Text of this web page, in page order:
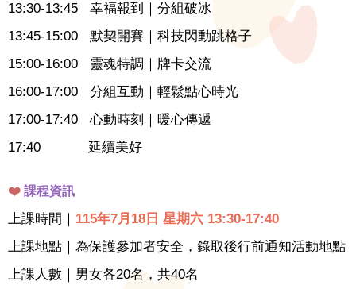
13:30-13:45 幸福報到｜分組破冰
13:45-15:00 默契開賽｜科技閃動跳格子
15:00-16:00 靈魂特調｜牌卡交流
16:00-17:00 分組互動｜輕鬆點心時光
17:00-17:40 心動時刻｜暖心傳遞
17:40 延續美好
❤️ 課程資訊
上課時間｜ 115年7月18日 星期六 13:30-17:40
上課地點｜為保護參加者安全，錄取後行前通知活動地點
上課人數｜男女各20名，共40名